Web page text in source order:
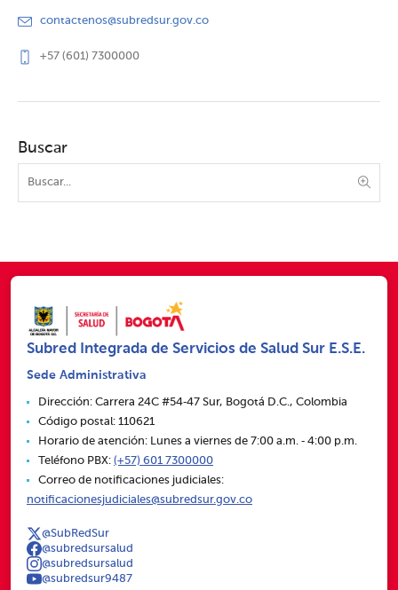
contactenos@subredsur.gov.co
+57 (601) 7300000
Buscar
Subred Integrada de Servicios de Salud Sur E.S.E.
Sede Administrativa
Dirección: Carrera 24C #54‑47 Sur, Bogotá D.C., Colombia
Código postal: 110621
Horario de atención: Lunes a viernes de 7:00 a.m. ‑ 4:00 p.m.
Teléfono PBX: (+57) 601 7300000
Correo de notificaciones judiciales:
notificacionesjudiciales@subredsur.gov.co
@SubRedSur
@subredsursalud
@subredsursalud
@subredsur9487